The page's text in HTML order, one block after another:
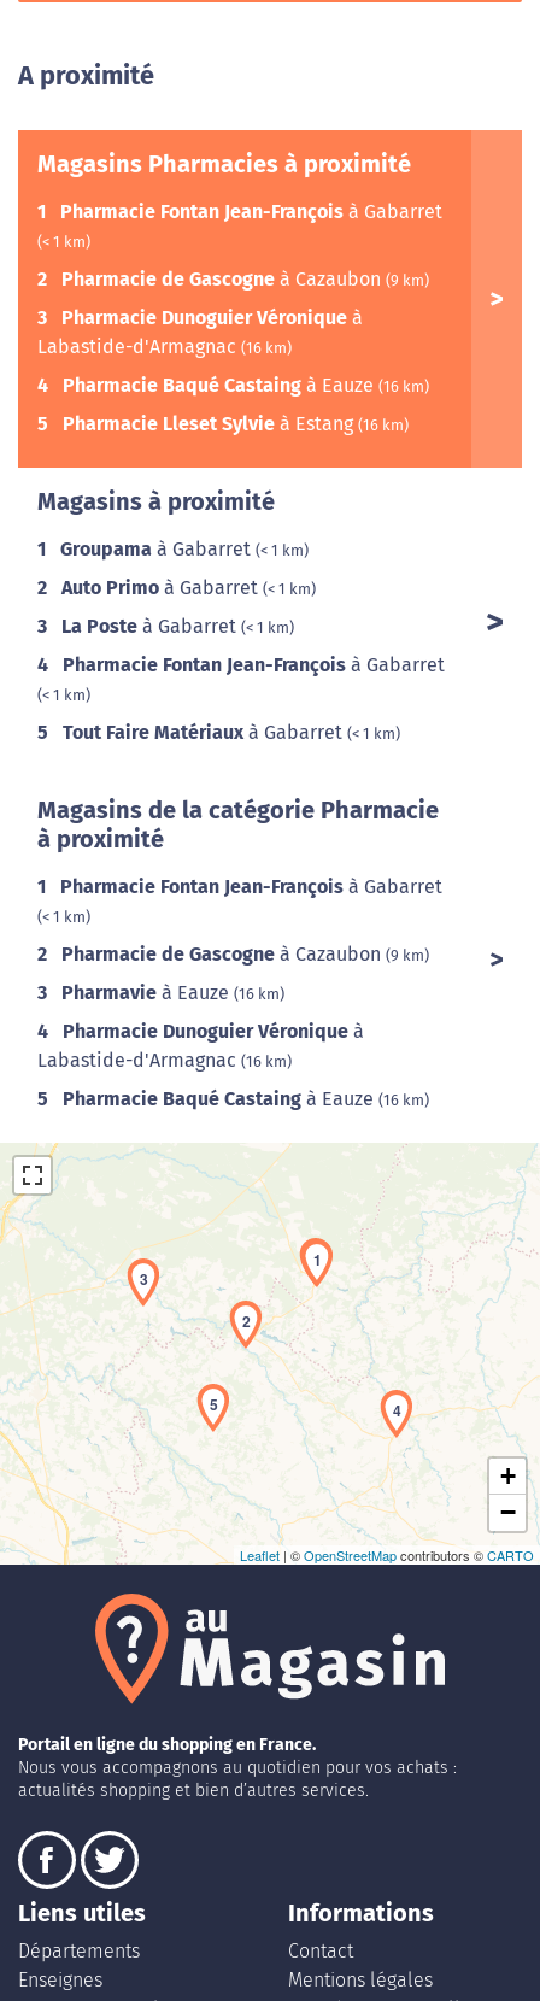
A proximité
Magasins Pharmacies à proximité
1 Pharmacie Fontan Jean-François à Gabarret
(< 1 km)
2 Pharmacie de Gascogne à Cazaubon (9 km)
3 Pharmacie Dunoguier Véronique à
Labastide-d'Armagnac (16 km)
4 Pharmacie Baqué Castaing à Eauze (16 km)
5 Pharmacie Lleset Sylvie à Estang (16 km)
Magasins à proximité
1 Groupama à Gabarret (< 1 km)
2 Auto Primo à Gabarret (< 1 km)
3 La Poste à Gabarret (< 1 km)
4 Pharmacie Fontan Jean-François à Gabarret
(< 1 km)
5 Tout Faire Matériaux à Gabarret (< 1 km)
Magasins de la catégorie Pharmacie
à proximité
1 Pharmacie Fontan Jean-François à Gabarret
(< 1 km)
2 Pharmacie de Gascogne à Cazaubon (9 km)
3 Pharmavie à Eauze (16 km)
4 Pharmacie Dunoguier Véronique à
Labastide-d'Armagnac (16 km)
5 Pharmacie Baqué Castaing à Eauze (16 km)
Chargement de la carte en cours...
1
2
3
4
5
+
−
Leaflet | ©OpenStreetMapcontributors ©CARTO
Portail en ligne du shopping en France.
Nous vous accompagnons au quotidien pour vos achats :
actualités shopping et bien d’autres services.
Liens utiles
Départements
Enseignes
Informations
Contact
Mentions légales